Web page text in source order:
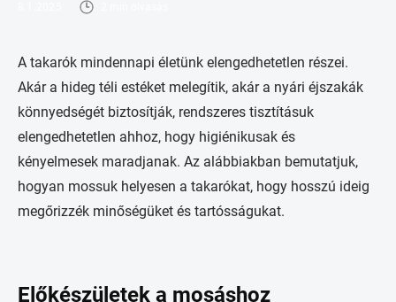
A takarók mindennapi életünk elengedhetetlen részei.
Akár a hideg téli estéket melegítik, akár a nyári éjszakák
könnyedségét biztosítják, rendszeres tisztításuk
elengedhetetlen ahhoz, hogy higiénikusak és
kényelmesek maradjanak. Az alábbiakban bemutatjuk,
hogyan mossuk helyesen a takarókat, hogy hosszú ideig
megőrizzék minőségüket és tartósságukat.
Előkészületek a mosáshoz